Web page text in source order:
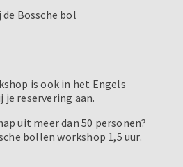
Bossche bol
is ook in het Engels
reservering aan.
uit meer dan 50 personen?
bollen workshop 1,5 uur.